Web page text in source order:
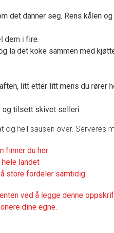
det danner seg. Rens kålen
dem i fire.
la det koke sammen med
litt etter litt mens du rører
og tilsett skivet selleri.
og hell sausen over. Serveres
finner du her
landet
store fordeler samtidig
ved å legge denne
dine egne.